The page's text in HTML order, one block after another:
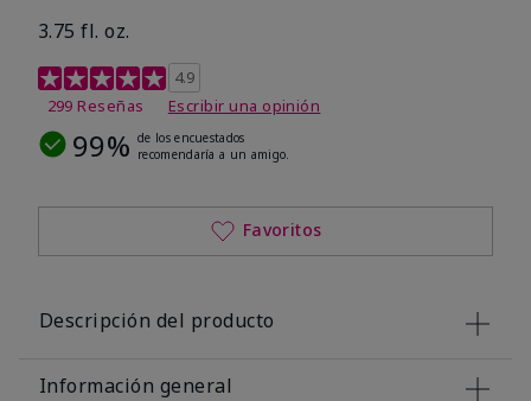
3.75 fl. oz.
Calificación de clientes de 4,8 de 5
4.9
299 Reseñas
Escribir una opinión
99% de los encuestados
recomendaría a un amigo.
Favoritos
Descripción del producto
Información general